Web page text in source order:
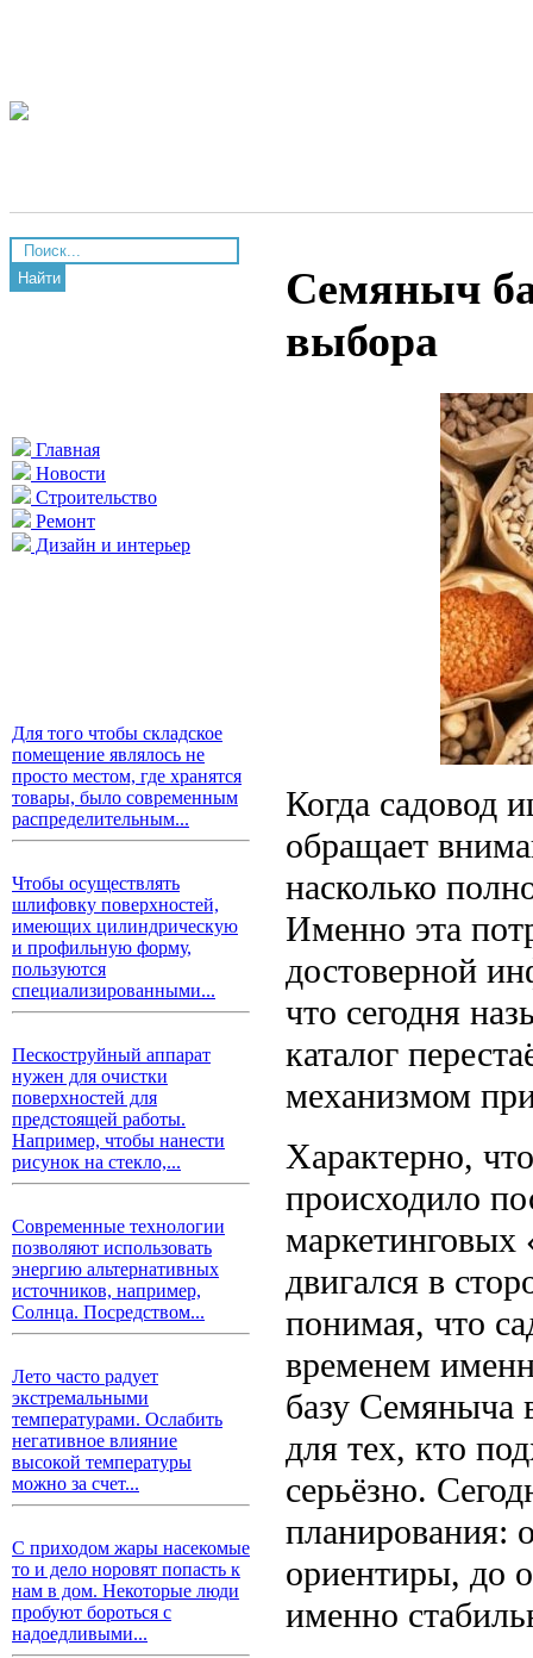
Найти
Главная
Новости
Строительство
Ремонт
Дизайн и интерьер
Для того чтобы складское
помещение являлось не
просто местом, где хранятся
товары, было современным
распределительным...
Чтобы осуществлять
шлифовку поверхностей,
имеющих цилиндрическую
и профильную форму,
пользуются
специализированными...
Пескоструйный аппарат
нужен для очистки
поверхностей для
предстоящей работы.
Например, чтобы нанести
рисунок на стекло,...
Современные технологии
позволяют использовать
энергию альтернативных
источников, например,
Солнца. Посредством...
Лето часто радует
экстремальными
температурами. Ослабить
негативное влияние
высокой температуры
можно за счет...
С приходом жары насекомые
то и дело норовят попасть к
нам в дом. Некоторые люди
пробуют бороться с
надоедливыми...
Семяныч
выбора
Когда садовод
обращает
насколько
Именно эта
достоверной
что сегодня
каталог
механизмом
Характерно,
происходило
маркетинговых
двигался в
понимая, что
временем
базу Семяныча
для тех, кто
серьёзно.
планирования:
ориентиры, до
именно